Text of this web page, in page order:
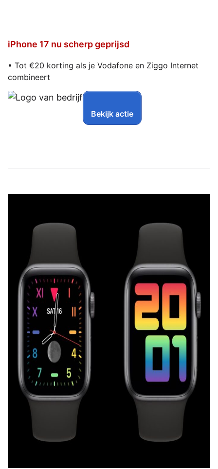
iPhone 17 nu scherp geprijsd
• Tot €20 korting als je Vodafone en Ziggo Internet
combineert
Bekijk actie